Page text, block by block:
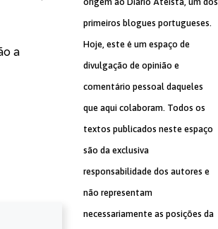
a
primeiros blogues portugueses.
Hoje, este é um espaço de
divulgação de opinião e
comentário pessoal daqueles
que aqui colaboram. Todos os
textos publicados neste espaço
são da exclusiva
responsabilidade dos autores e
não representam
necessariamente as posições da